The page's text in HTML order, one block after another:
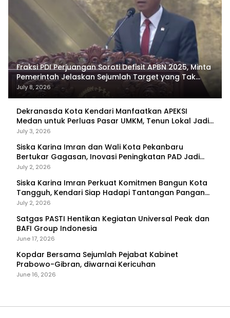
Fraksi PDI Perjuangan Soroti Defisit APBN 2025, Minta
Pemerintah Jelaskan Sejumlah Target yang Tak
Tercapai
July 8, 2026
Dekranasda Kota Kendari Manfaatkan APEKSI
Medan untuk Perluas Pasar UMKM, Tenun Lokal Jadi
Primadona
July 3, 2026
Siska Karina Imran dan Wali Kota Pekanbaru
Bertukar Gagasan, Inovasi Peningkatan PAD Jadi
Fokus Diskusi
July 2, 2026
Siska Karina Imran Perkuat Komitmen Bangun Kota
Tangguh, Kendari Siap Hadapi Tantangan Pangan
dan Bencana
July 2, 2026
Satgas PASTI Hentikan Kegiatan Universal Peak dan
BAFI Group Indonesia
June 17, 2026
Kopdar Bersama Sejumlah Pejabat Kabinet
Prabowo-Gibran, diwarnai Kericuhan
June 16, 2026